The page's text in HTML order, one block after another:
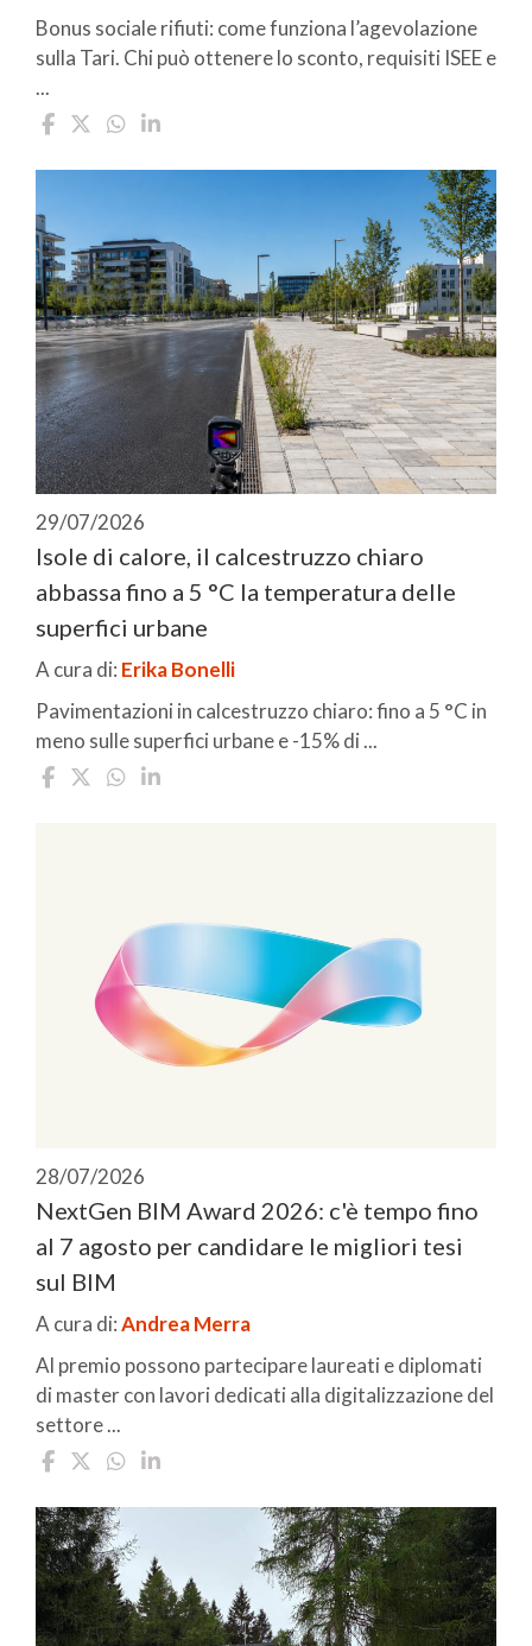
Bonus sociale rifiuti: come funziona l’agevolazione
sulla Tari. Chi può ottenere lo sconto, requisiti ISEE e
...
29/07/2026
Isole di calore, il calcestruzzo chiaro
abbassa fino a 5 °C la temperatura delle
superfici urbane
A cura di: Erika Bonelli
Pavimentazioni in calcestruzzo chiaro: fino a 5 °C in
meno sulle superfici urbane e -15% di ...
28/07/2026
NextGen BIM Award 2026: c'è tempo fino
al 7 agosto per candidare le migliori tesi
sul BIM
A cura di:Andrea Merra
Al premio possono partecipare laureati e diplomati
di master con lavori dedicati alla digitalizzazione del
settore ...